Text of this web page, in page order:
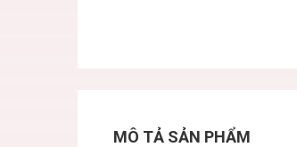
MÔ TẢ SẢN PHẨM